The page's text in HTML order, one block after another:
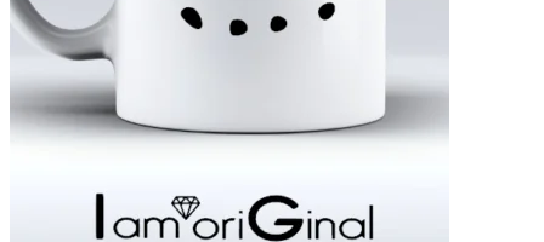
Vyhľadať
Wishlist
items 0,00€
0items 0,00€